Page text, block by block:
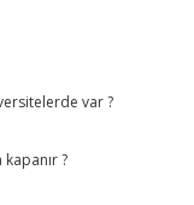
var ?
?